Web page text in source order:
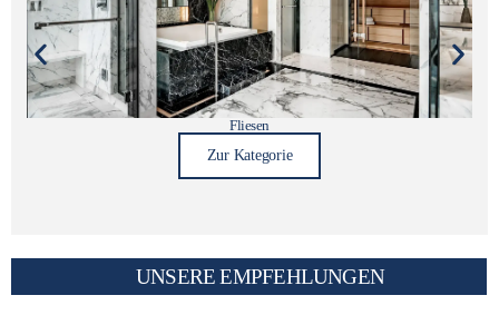
Fliesen
Zur Kategorie
UNSERE EMPFEHLUNGEN